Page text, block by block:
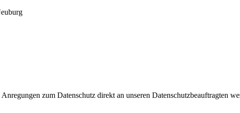
zum Datenschutz direkt an unseren Datenschutzbeauftragten